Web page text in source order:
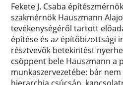
Fekete J. Csaba
szakmérnök Hauszmann
tevékenységéről tartott
építése és az építőbizottsági
résztvevők betekintést
csöppent bele Hauszmann a
munkaszervezetébe: bár